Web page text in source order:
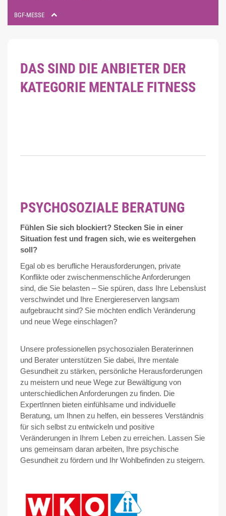
BGF-MESSE
DAS SIND DIE ANBIETER DER
KATEGORIE MENTALE FITNESS
PSYCHOSOZIALE BERATUNG
Fühlen Sie sich blockiert? Stecken Sie in einer
Situation fest und fragen sich, wie es weitergehen
soll?
Egal ob es berufliche Herausforderungen, private
Konflikte oder zwischenmenschliche Anforderungen
sind, die Sie belasten – Sie spüren, dass Ihre Lebenslust
verschwindet und Ihre Energiereserven langsam
aufgebraucht sind? Sie möchten endlich Veränderung
und neue Wege einschlagen?
Unsere professionellen psychosozialen Beraterinnen
und Berater unterstützen Sie dabei, Ihre mentale
Gesundheit zu stärken, persönliche Herausforderungen
zu meistern und neue Wege zur Bewältigung von
unterschiedlichen Anforderungen zu finden. Die
ExpertInnen bieten einfühlsame und individuelle
Beratung, um Ihnen zu helfen, ein besseres Verständnis
für sich selbst zu entwickeln und positive
Veränderungen in Ihrem Leben zu erreichen. Lassen Sie
uns gemeinsam daran arbeiten, Ihre psychische
Gesundheit zu fördern und Ihr Wohlbefinden zu steigern.